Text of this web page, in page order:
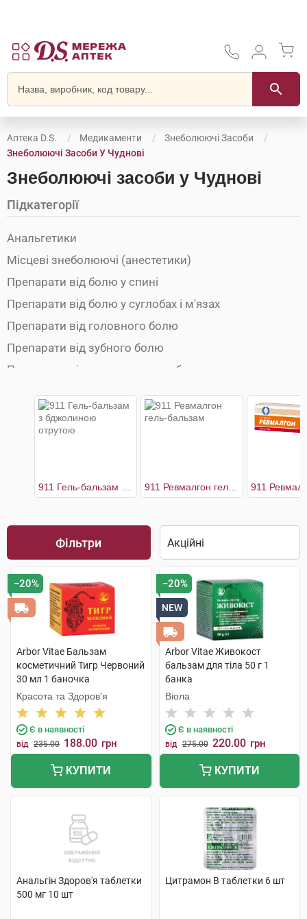
Аптека D.S. Медикаменти
Знеболюючі Засоби
Знеболюючі Засоби У Чуднові
Знеболюючі засоби у Чуднові
Підкатегорії
Анальгетики
Місцеві знеболюючі (анестетики)
Препарати від болю у спині
Препарати від болю у суглобах і м'язах
Препарати від головного болю
Препарати від зубного болю
Препарати від ментруального болю
Препарати від мігрені
Протиспазматичні препарати
Фільтри
−20%
Arbor Vitae Бальзам
косметичний Тигр Червоний
30 мл 1 баночка
Красота та Здоров'я
Є в наявності
від 235.00 188.00 грн
КУПИТИ
−20%
NEW
Arbor Vitae Живокост
бальзам для тіла 50 г 1
банка
Віола
Є в наявності
від 275.00 220.00 грн
КУПИТИ
Анальгін Здоров'я таблетки
500 мг 10 шт
Цитрамон В таблетки 6 шт